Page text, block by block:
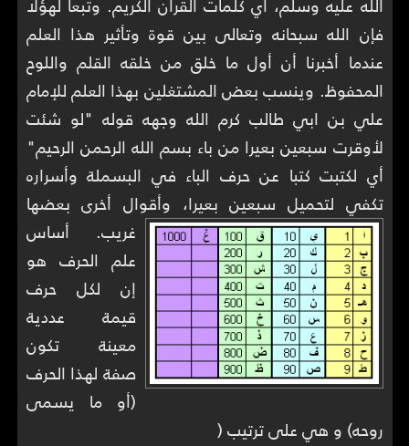
فإن الله سبحانه وتعالى بين قوة وتأثير هذا العلم
عندما أخبرنا أن أول ما خلق من خلقه القلم واللوح
المحفوظ. وينسب بعض المشتغلين بهذا العلم للإمام
علي بن ابي طالب كرم الله وجهه قوله "لو شئت
لأوقرت سبعين بعيرا من باء بسم الله الرحمن الرحيم"
أي لكتبت كتبا عن حرف الباء في البسملة وأسراره
تكفي لتحميل سبعين بعيرا، وأقوال أخرى بعضها
غريب. أساس
علم الحرف هو
إن لكل حرف
قيمة عددية
معينة تكون
صفة لهذا الحرف
(أو ما يسمى
روحه) و هي على ترتيب (